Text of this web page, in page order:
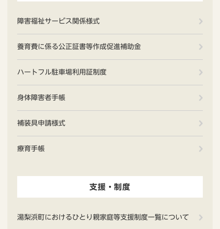
障害福祉サービス関係様式
養育費に係る公正証書等作成促進補助金
ハートフル駐車場利用証制度
身体障害者手帳
補装具申請様式
療育手帳
支援・制度
湯梨浜町におけるひとり親家庭等支援制度一覧について